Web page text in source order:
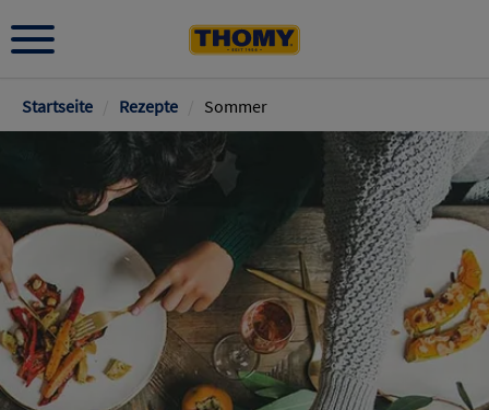
Pfadnavigation
Startseite Rezepte Sommer